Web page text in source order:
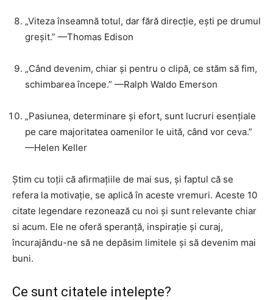
„Viteza înseamnă totul, dar fără direcție, ești pe drumul
greșit.” —Thomas Edison
„Când devenim, chiar și pentru o clipă, ce stăm să fim,
schimbarea începe.” —Ralph Waldo Emerson
„Pasiunea, determinare și efort, sunt lucruri esențiale
pe care majoritatea oamenilor le uită, când vor ceva.”
—Helen Keller
Știm cu toții că afirmațiile de mai sus, și faptul că se
refera la motivație, se aplică în aceste vremuri. Aceste 10
citate legendare rezonează cu noi și sunt relevante chiar
si acum. Ele ne oferă speranță, inspirație și curaj,
încurajându-ne să ne depăsim limitele și să devenim mai
buni.
Ce sunt citatele intelepte?